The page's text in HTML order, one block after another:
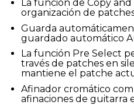
La función de Copy
organización de
Guarda
guardado automático
La función Pre Select
través de patches en
mantiene el patche
Afinador cromático
afinaciones de guitarra